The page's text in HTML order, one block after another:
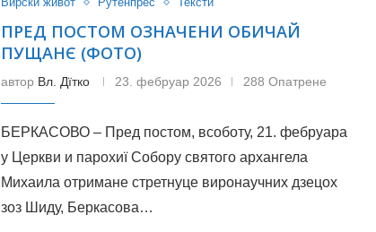
ПРЕД ПОСТОМ ОЗНАЧЕНИ ОБИЧАЙ
ПУЩАНЄ (ФОТО)
автор Вл. Дїтко 23. фебруар 2026 288 Опатрене
БЕРКАСОВО – Пред постом, всоботу, 21. фебруара
у Церкви и парохиї Собору святого архангела
Михаила отримане стретнуце виронаучних дзецох
зоз Шиду, Беркасова…